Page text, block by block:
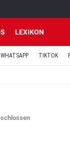
LEXIKON
WHATSAPP TIKTOK